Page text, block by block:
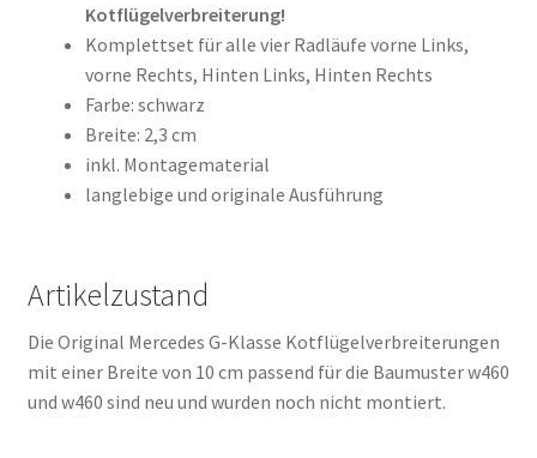
Kotflügelverbreiterung!
Komplettset für alle vier Radläufe vorne Links,
vorne Rechts, Hinten Links, Hinten Rechts
Farbe: schwarz
Breite: 2,3 cm
inkl. Montagematerial
langlebige und originale Ausführung
Artikelzustand
Die Original Mercedes G-Klasse Kotflügelverbreiterungen
mit einer Breite von 10 cm passend für die Baumuster w460
und w460 sind neu und wurden noch nicht montiert.